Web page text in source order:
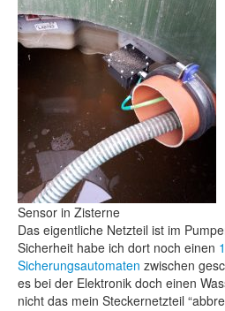
Sensor in Zisterne
Das eigentliche Netzteil ist im
Sicherheit habe ich dort noch einen
Sicherungsautomaten zwischen
es bei der Elektronik doch einen
nicht das mein Steckernetzteil